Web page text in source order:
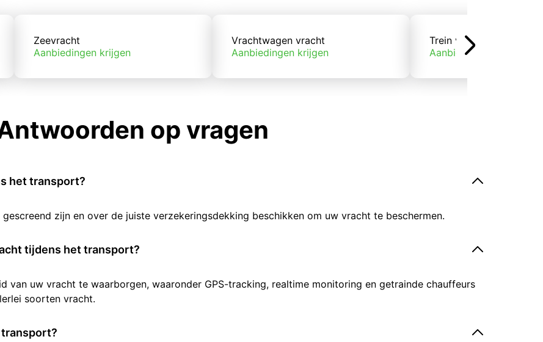
Zeevracht
Aanbiedingen krijgen
Vrachtwagen vracht
Aanbiedingen krijgen
Trein vracht
Aanbiedingen krijgen
op vragen
het transport?
zijn en over de juiste verzekeringsdekking beschikken om uw vracht te beschermen.
tijdens het transport?
van uw vracht te waarborgen, waaronder GPS-tracking, realtime monitoring en getrainde chauffeurs
soorten vracht.
transport?